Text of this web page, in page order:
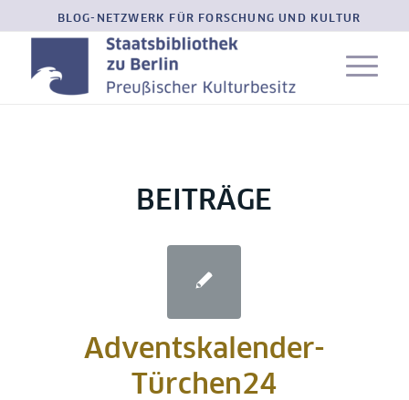
BLOG-NETZWERK FÜR FORSCHUNG UND KULTUR
BEITRÄGE
Adventskalender-
Türchen24